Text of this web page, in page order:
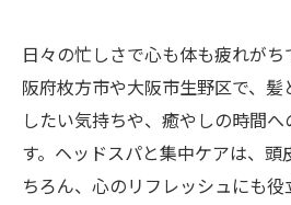
日々の忙しさで心も体も疲れが
阪府枚方市や大阪市生野区で、
したい気持ちや、癒やしの時間
す。ヘッドスパと集中ケアは、
ちろん、心のリフレッシュにも